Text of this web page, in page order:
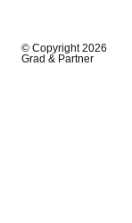
© Copyright 2026
Grad & Partner